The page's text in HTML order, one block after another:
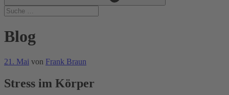
Blog
Veröffentlicht
21. Mai von Frank Braun
Stress im Körper